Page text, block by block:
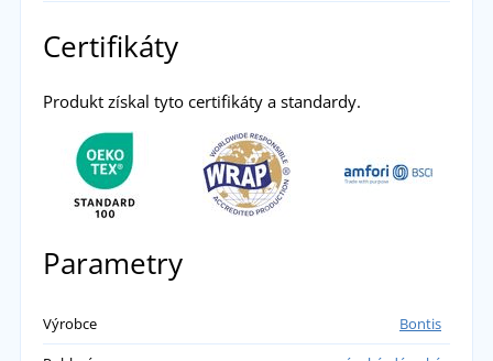
Certifikáty
Produkt získal tyto certifikáty a standardy.
Parametry
Výrobce
Bontis